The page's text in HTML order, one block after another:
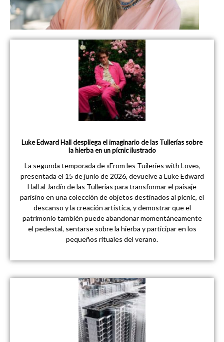
Luke Edward Hall despliega el imaginario de las Tullerías sobre
la hierba en un pícnic ilustrado
La segunda temporada de «From les Tuileries with Love»,
presentada el 15 de junio de 2026, devuelve a Luke Edward
Hall al Jardín de las Tullerías para transformar el paisaje
parisino en una colección de objetos destinados al pícnic, el
descanso y la creación artística, y demostrar que el
patrimonio también puede abandonar momentáneamente
el pedestal, sentarse sobre la hierba y participar en los
pequeños rituales del verano.